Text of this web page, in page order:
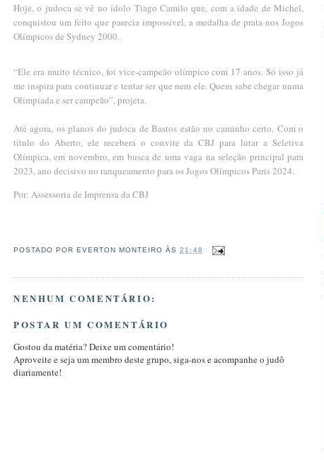
Hoje, o judoca se vê no ídolo Tiago Camilo que, com a idade de Michel,
conquistou um feito que parecia impossível, a medalha de prata nos Jogos
Olímpicos de Sydney 2000.
“Ele era muito técnico, foi vice-campeão olímpico com 17 anos. Só isso já
me inspira para continuar e tentar ser que nem ele. Quem sabe chegar numa
Olimpíada e ser campeão”, projeta.
Até agora, os planos do judoca de Bastos estão no caminho certo. Com o
título do Aberto, ele receberá o convite da CBJ para lutar a Seletiva
Olímpica, em novembro, em busca de uma vaga na seleção principal para
2023, ano decisivo no ranqueamento para os Jogos Olímpicos Paris 2024.
Por: Assessoria de Imprensa da CBJ
POSTADO POR EVERTON MONTEIRO ÀS21:48
NENHUM COMENTÁRIO:
POSTAR UM COMENTÁRIO
Gostou da matéria? Deixe um comentário!
Aproveite e seja um membro deste grupo, siga-nos e acompanhe o judô
diariamente!